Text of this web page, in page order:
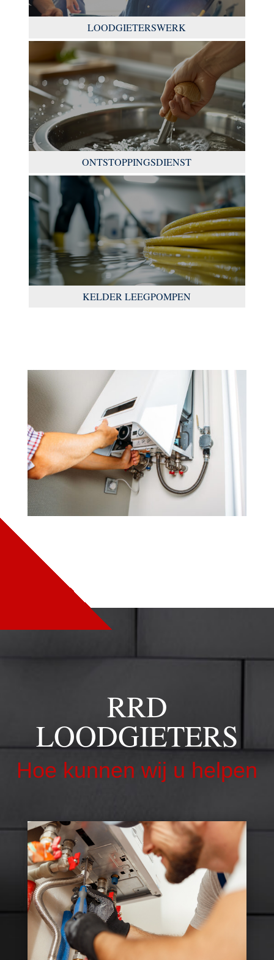
LOODGIETERSWERK
ONTSTOPPINGSDIENST
KELDER LEEGPOMPEN
RRD
LOODGIETERS
Hoe kunnen wij u helpen